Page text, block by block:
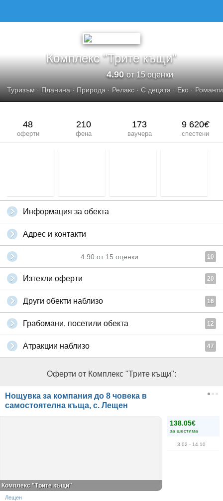
Комплекс "Трите къщи"
4.90от 15 оценки
Туризъм · Планина · Природа · Релакс · С децата · Еко ·
48
оферти
210
фена
173
ваучера
9 620€
спестени
Информация за обекта
Адрес и контакти
4.90 от 15 оценки 10
Изтекли оферти 20
Други обекти наблизо 16
Грабомани, посетили обекта 12
Атракции наблизо 47
Оферти от Комплекс "Трите къщи":
Нощувка за компания до 8 човека в
самостоятелна къща, с. Лещен
138.05€
за шестима
3.02 - 14.10
Комплекс "Трите къщи"
Лещен